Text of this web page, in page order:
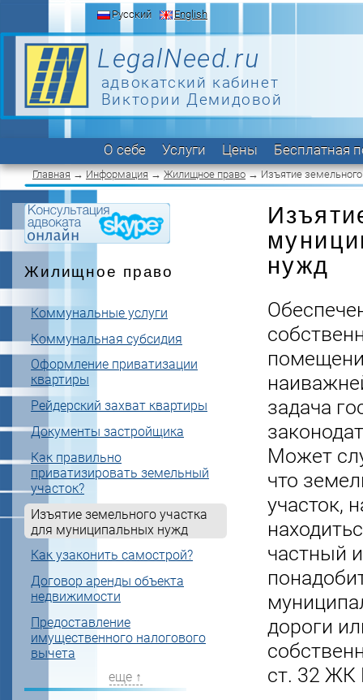
LegalNeed.ru
адвокатский кабинет
Виктории Демидовой
Русский English
О себе Услуги Цены Бесплатная
Главная→Информация→Жилищное право→ Изъятие земельного
Жилищное право
Коммунальные услуги
Коммунальная субсидия
Оформление приватизации
квартиры
Рейдерский захват квартиры
Документы застройщика
Как правильно
приватизировать земельный
участок?
Изъятие земельного участка
для муниципальных нужд
Как узаконить самострой?
Договор аренды объекта
недвижимости
Предоставление
имущественного налогового
вычета
еще ↑
нужд
задача
Может
что
участок,
частный
дороги
ст. 32 ЖК